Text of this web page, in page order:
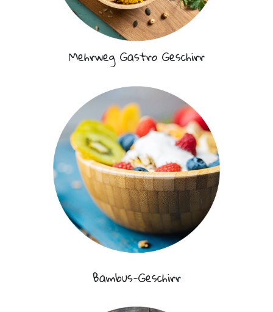
Mehrweg Gastro Geschirr
Bambus-Geschirr